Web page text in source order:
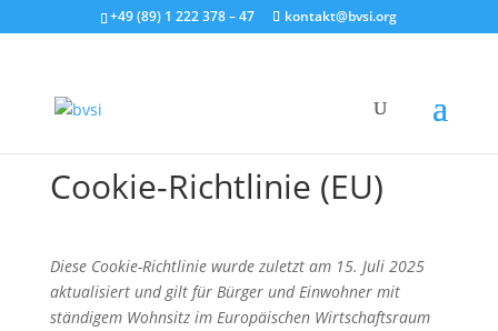
+49 (89) 1 222 378 – 47 kontakt@bvsi.org
Cookie-Richtlinie (EU)
Diese Cookie-Richtlinie wurde zuletzt am 15. Juli 2025
aktualisiert und gilt für Bürger und Einwohner mit
ständigem Wohnsitz im Europäischen Wirtschaftsraum